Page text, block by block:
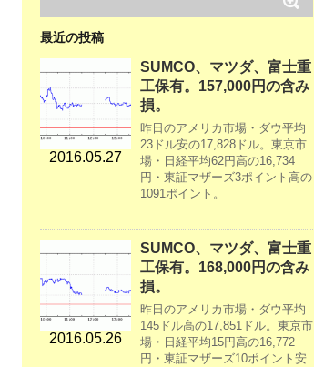
最近の投稿
2016.05.27
SUMCO、マツダ、富士重
工保有。157,000円の含み
損。
昨日のアメリカ市場・ダウ平均
23ドル安の17,828ドル。東京市
場・日経平均62円高の16,734
円・東証マザーズ3ポイント高の
1091ポイント。
2016.05.26
SUMCO、マツダ、富士重
工保有。168,000円の含み
損。
昨日のアメリカ市場・ダウ平均
145ドル高の17,851ドル。東京市
場・日経平均15円高の16,772
円・東証マザーズ10ポイント安